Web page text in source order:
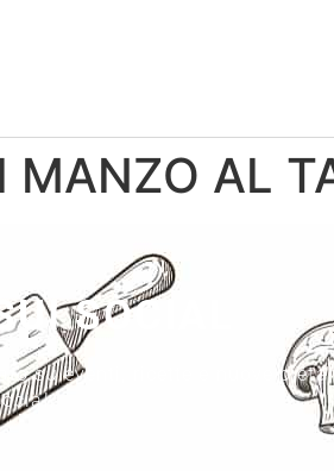
MANZO AL
SOCIAL
su eventi, ricette e nuove